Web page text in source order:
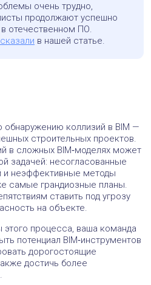
очень трудно,
продолжают успешно
отечественном ПО.
в нашей статье.
обнаружению коллизий в BIM —
строительных проектов.
в сложных BIM‑моделях может
задачей: несогласованные
и неэффективные методы
самые грандиозные планы.
ставить под угрозу
на объекте.
процесса, ваша команда
потенциал BIM‑инструментов
дорогостоящие
достичь более